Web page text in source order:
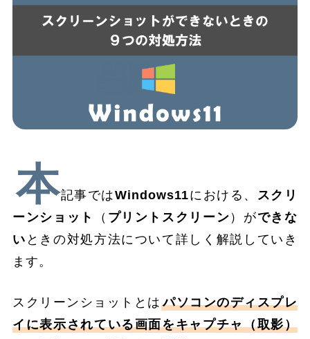
本記事ではWindows11における、 スクリ
ーンショット
（ プリントスクリーン ）ができな
い ときの対処方法について詳しく解説していき
ます。
スクリーンショットとはパソコンのディスプレ
イに表示されている画面をキャプチャ（取影）